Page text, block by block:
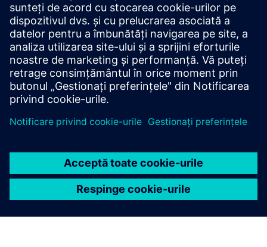
Citiți
Blogul| Greutate redusă prin materiale compozite
proiectate, producție și performanță
Hârtie albă| Starea pieței materialelor compozite
Studiu de caz| Compania Ford Motor